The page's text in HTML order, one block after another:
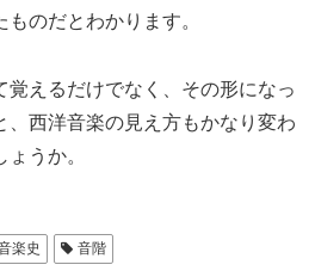
のだとわかります。
覚えるだけでなく、その形になっ
、西洋音楽の見え方もかなり変わ
うか。
楽史 音階